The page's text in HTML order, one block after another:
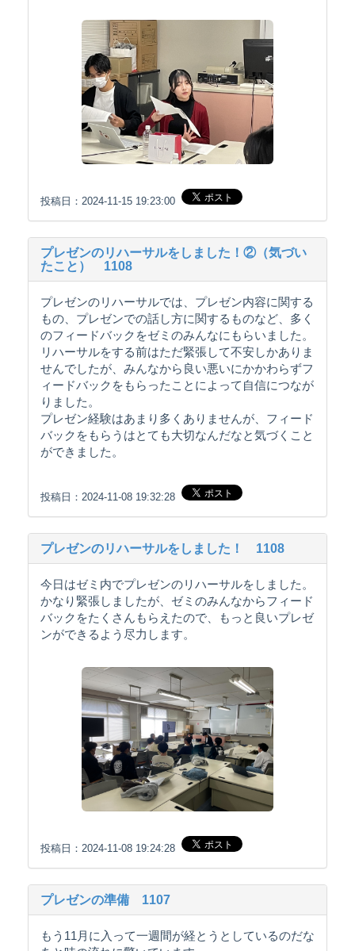
投稿日：2024-11-15 19:23:00
プレゼンのリハーサルをしました！②（気づい
たこと） 1108
プレゼンのリハーサルでは、プレゼン内容に関する
もの、プレゼンでの話し方に関するものなど、多く
のフィードバックをゼミのみんなにもらいました。
リハーサルをする前はただ緊張して不安しかありま
せんでしたが、みんなから良い悪いにかかわらずフ
ィードバックをもらったことによって自信につなが
りました。
プレゼン経験はあまり多くありませんが、フィード
バックをもらうはとても大切なんだなと気づくこと
ができました。
投稿日：2024-11-08 19:32:28
プレゼンのリハーサルをしました！ 1108
今日はゼミ内でプレゼンのリハーサルをしました。
かなり緊張しましたが、ゼミのみんなからフィード
バックをたくさんもらえたので、もっと良いプレゼ
ンができるよう尽力します。
投稿日：2024-11-08 19:24:28
プレゼンの準備 1107
もう11月に入って一週間が経とうとしているのだな